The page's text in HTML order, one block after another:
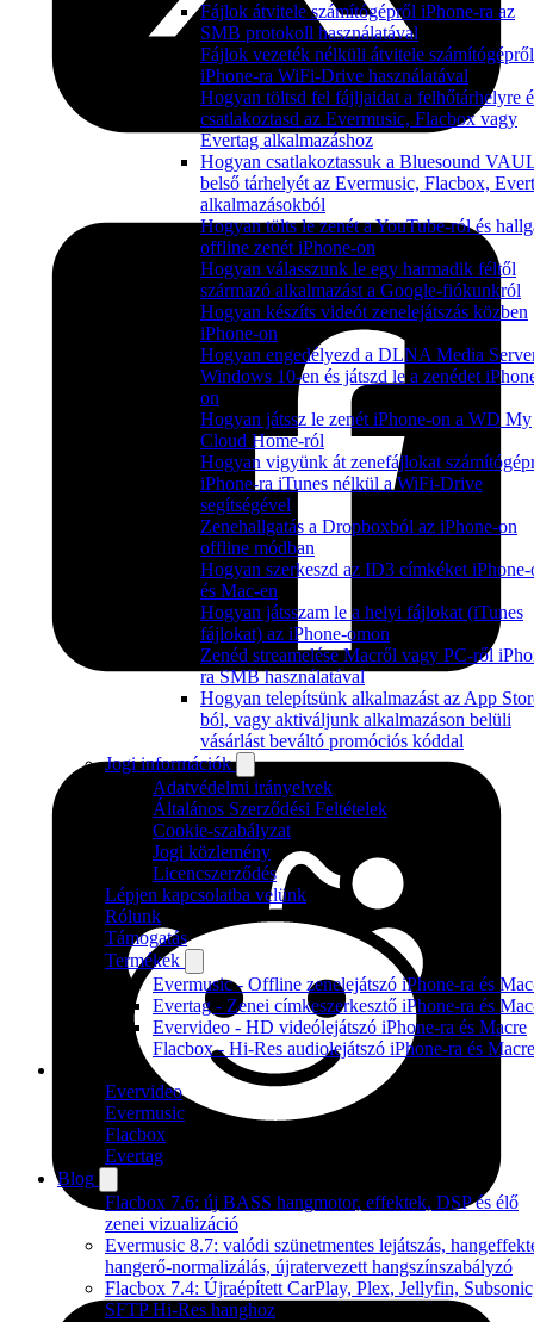
Fájlok átvitele számítógépről iPhone-ra az
SMB protokoll használatával
Fájlok vezeték nélküli átvitele számítógépről
iPhone-ra WiFi-Drive használatával
Hogyan töltsd fel fájljaidat a felhőtárhelyre
csatlakoztasd az Evermusic, Flacbox vagy
Evertag alkalmazáshoz
Hogyan csatlakoztassuk a Bluesound
belső tárhelyét az Evermusic, Flacbox,
alkalmazásokból
Hogyan tölts le zenét a YouTube-ról és
offline zenét iPhone-on
Hogyan válasszunk le egy harmadik féltől
származó alkalmazást a Google-fiókunkról
Hogyan készíts videót zenelejátszás közben
iPhone-on
Hogyan engedélyezd a DLNA Media
Windows 10-en és játszd le a zenédet
on
Hogyan játssz le zenét iPhone-on a WD My
Cloud Home-ról
Hogyan vigyünk át zenefájlokat
iPhone-ra iTunes nélkül a WiFi-Drive
segítségével
Zenehallgatás a Dropboxból az iPhone-on
offline módban
Hogyan szerkeszd az ID3 címkéket iPhone-
és Mac-en
Hogyan játsszam le a helyi fájlokat (iTunes
fájlokat) az iPhone-omon
Zenéd streamelése Macről vagy PC-ről
ra SMB használatával
Hogyan telepítsünk alkalmazást az App
ból, vagy aktiváljunk alkalmazáson belüli
vásárlást beváltó promóciós kóddal
Jogi információk
Adatvédelmi irányelvek
Általános Szerződési Feltételek
Cookie-szabályzat
Jogi közlemény
Licencszerződés
Lépjen kapcsolatba velünk
Rólunk
Támogatás
Termékek
Evermusic - Offline zenelejátszó iPhone-ra és
Evertag - Zenei címkeszerkesztő iPhone-ra és
Evervideo - HD videólejátszó iPhone-ra és Macre
Flacbox - Hi-Res audiolejátszó iPhone-ra és Macre
Evervideo
Evermusic
Flacbox
Evertag
Blog
Flacbox 7.6: új BASS hangmotor, effektek, DSP és élő
zenei vizualizáció
Evermusic 8.7: valódi szünetmentes lejátszás,
hangerő-normalizálás, újratervezett hangszínszabályzó
Flacbox 7.4: Újraépített CarPlay, Plex, Jellyfin,
SFTP Hi-Res hanghoz